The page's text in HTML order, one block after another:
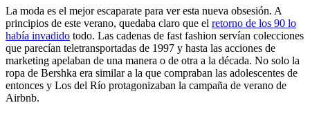
La moda es el mejor escaparate para ver esta nueva obsesión. A
principios de este verano, quedaba claro que el retorno de los 90 lo
había invadido todo. Las cadenas de fast fashion servían colecciones
que parecían teletransportadas de 1997 y hasta las acciones de
marketing apelaban de una manera o de otra a la década. No solo la
ropa de Bershka era similar a la que compraban las adolescentes de
entonces y Los del Río protagonizaban la campaña de verano de
Airbnb.